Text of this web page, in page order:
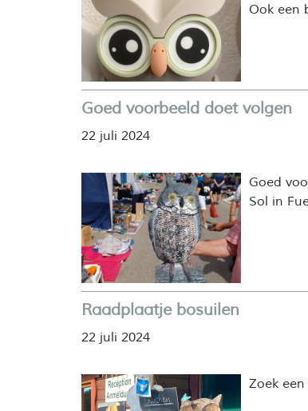
Ook een
Goed voorbeeld doet volgen
22 juli 2024
Goed
Sol in
Raadplaatje bosuilen
22 juli 2024
Zoek